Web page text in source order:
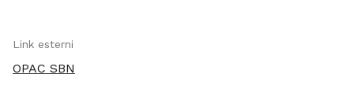
Link esterni
OPAC SBN